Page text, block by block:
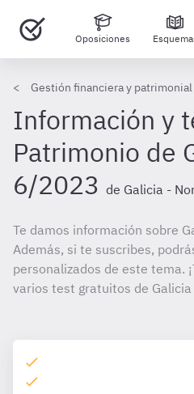
Oposiciones
Gestión financiera y
Información y
Patrimonio de
6/2023 de Galicia -
Te damos información sobre
Además, si te suscribes,
personalizados de este tema.
varios test gratuitos de